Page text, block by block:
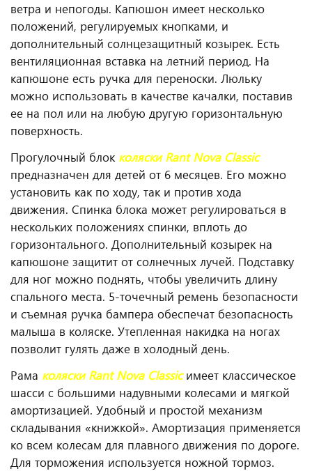
ветра и непогоды. Капюшон имеет несколько
положений, регулируемых кнопками, и
дополнительный солнцезащитный козырек. Есть
вентиляционная вставка на летний период. На
капюшоне есть ручка для переноски. Люльку
можно использовать в качестве качалки, поставив
ее на пол или на любую другую горизонтальную
поверхность.
Прогулочный блок коляски Rant Nova Classic
предназначен для детей от 6 месяцев. Его можно
установить как по ходу, так и против хода
движения. Спинка блока может регулироваться в
нескольких положениях спинки, вплоть до
горизонтального. Дополнительный козырек на
капюшоне защитит от солнечных лучей. Подставку
для ног можно поднять, чтобы увеличить длину
спального места. 5-точечный ремень безопасности
и съемная ручка бампера обеспечат безопасность
малыша в коляске. Утепленная накидка на ногах
позволит гулять даже в холодный день.
Рама коляски Rant Nova Classicимеет классическое
шасси с большими надувными колесами и мягкой
амортизацией. Удобный и простой механизм
складывания «книжкой». Амортизация применяется
ко всем колесам для плавного движения по дороге.
Для торможения используется ножной тормоз.